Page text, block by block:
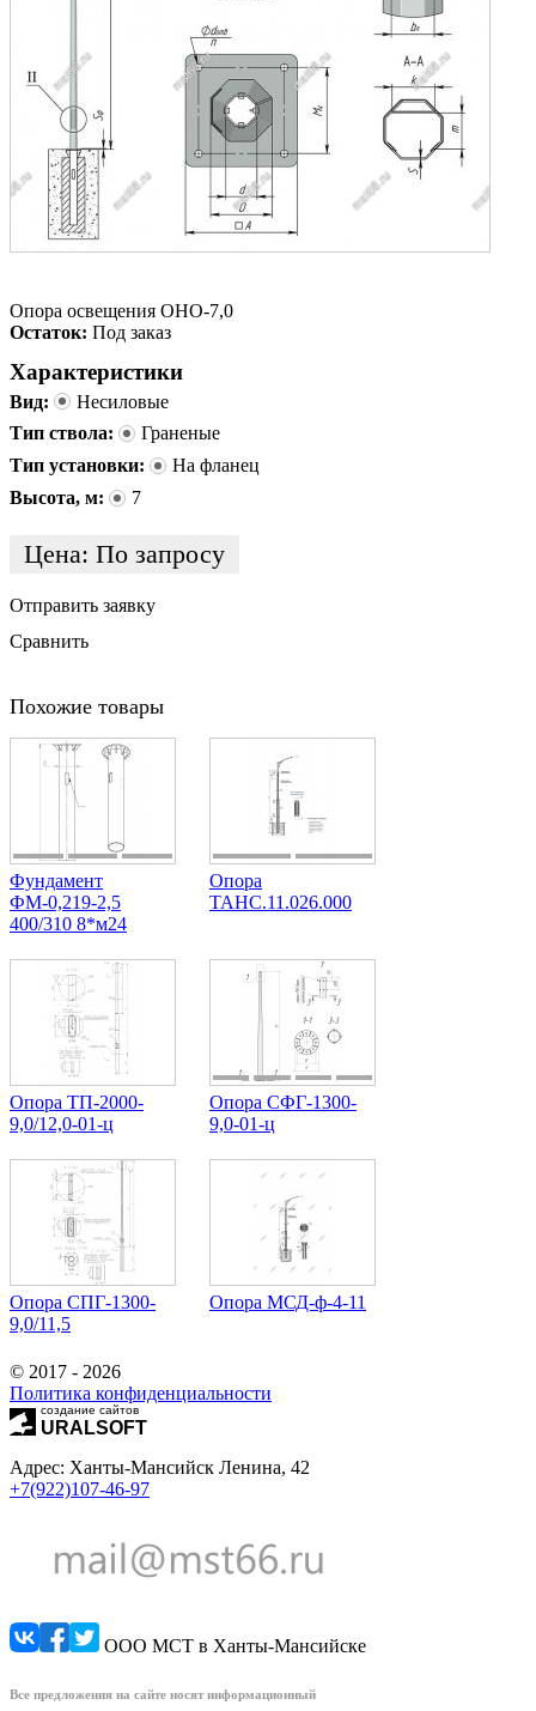
Опора освещения ОНО-7,0
Остаток: Под заказ
Характеристики
Вид:
Несиловые
Тип ствола:
Граненые
Тип установки:
На фланец
Высота, м:
7
Цена: По запросу
Отправить заявку
Сравнить
Похожие товары
Фундамент
ФМ-0,219-2,5
400/310 8*м24
Опора
ТАНС.11.026.000
Опора ТП-2000-
9,0/12,0-01-ц
Опора СФГ-1300-
9,0-01-ц
Опора СПГ-1300-
9,0/11,5
Опора МСД-ф-4-11
© 2017 - 2026
Политика конфиденциальности
создание сайтов
URALSOFT
Адрес: Ханты-Мансийск Ленина, 42
+7(922)107-46-97
ООО МСТ в Ханты-Мансийске
Все предложения на сайте носят информационный